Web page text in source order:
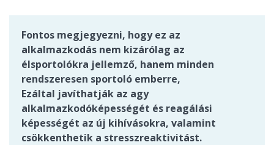
Fontos megjegyezni, hogy ez az
alkalmazkodás nem kizárólag az
élsportolókra jellemző, hanem minden
rendszeresen sportoló emberre,
Ezáltal javíthatják az agy
alkalmazkodóképességét és reagálási
képességét az új kihívásokra, valamint
csökkenthetik a stresszreaktivitást.